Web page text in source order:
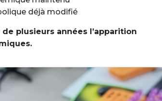
déjà modifié
plusieurs années l’apparition